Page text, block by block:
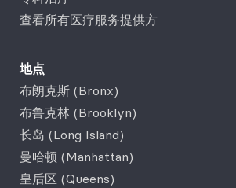
查看所有医疗服务提供方
地点
布朗克斯 (Bronx)
布鲁克林 (Brooklyn)
长岛 (Long Island)
曼哈顿 (Manhattan)
皇后区 (Queens)